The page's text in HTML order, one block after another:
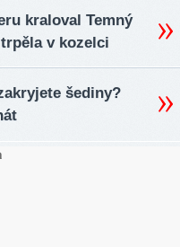
kraloval Temný
v kozelci
šediny?